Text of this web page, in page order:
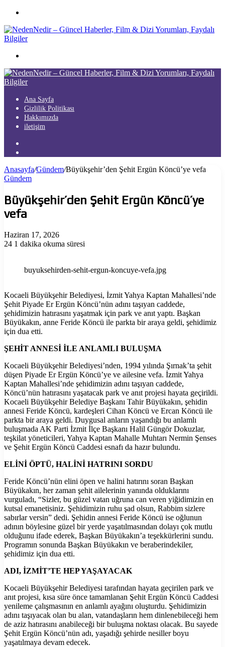
...
Ana Sayfa
Gizlilik Politikası
Hakkımızda
iletişim
...
Anasayfa/Gündem/Büyükşehir’den Şehit Ergün Köncü’ye vefa
Gündem
Büyükşehir’den Şehit Ergün Köncü’ye
vefa
Haziran 17, 2026
24 1 dakika okuma süresi
buyuksehirden-sehit-ergun-koncuye-vefa.jpg
Kocaeli Büyükşehir Belediyesi, İzmit Yahya Kaptan Mahallesi’nde
Şehit Piyade Er Ergün Köncü’nün adını taşıyan caddede,
şehidimizin hatırasını yaşatmak için park ve anıt yaptı. Başkan
Büyükakın, anne Feride Köncü ile parkta bir araya geldi, şehidimiz
için dua etti.
ŞEHİT ANNESİ İLE ANLAMLI BULUŞMA
Kocaeli Büyükşehir Belediyesi’nden, 1994 yılında Şırnak’ta şehit
düşen Piyade Er Ergün Köncü’ye ve ailesine vefa. İzmit Yahya
Kaptan Mahallesi’nde şehidimizin adını taşıyan caddede,
Köncü’nün hatırasını yaşatacak park ve anıt projesi hayata geçirildi.
Kocaeli Büyükşehir Belediye Başkanı Tahir Büyükakın, şehidin
annesi Feride Köncü, kardeşleri Cihan Köncü ve Ercan Köncü ile
parkta bir araya geldi. Duygusal anların yaşandığı bu anlamlı
buluşmada AK Parti İzmit İlçe Başkanı Halil Güngör Dokuzlar,
teşkilat yöneticileri, Yahya Kaptan Mahalle Muhtarı Nermin Şenses
ve Şehit Ergün Köncü Caddesi esnafı da hazır bulundu.
ELİNİ ÖPTÜ, HALİNİ HATRINI SORDU
Feride Köncü’nün elini öpen ve halini hatırını soran Başkan
Büyükakın, her zaman şehit ailelerinin yanında olduklarını
vurguladı, “Sizler, bu güzel vatan uğruna can veren yiğidimizin en
kutsal emanetisiniz. Şehidimizin ruhu şad olsun, Rabbim sizlere
sabırlar versin” dedi. Şehidin annesi Feride Köncü ise oğlunun
adının böylesine güzel bir yerde yaşatılmasından dolayı çok mutlu
olduğunu ifade ederek, Başkan Büyükakın’a teşekkürlerini sundu.
Programın sonunda Başkan Büyükakın ve beraberindekiler,
şehidimiz için dua etti.
ADI, İZMİT’TE HEP YAŞAYACAK
Kocaeli Büyükşehir Belediyesi tarafından hayata geçirilen park ve
anıt projesi, kısa süre önce tamamlanan Şehit Ergün Köncü Caddesi
yenileme çalışmasının en anlamlı ayağını oluşturdu. Şehidimizin
adını taşıyacak olan bu alan, vatandaşların hem dinlenebileceği hem
de aziz hatırasını anabileceği bir buluşma noktası olacak. Bu sayede
Şehit Ergün Köncü’nün adı, yaşadığı şehirde nesiller boyu
yaşatılmaya devam edecek.